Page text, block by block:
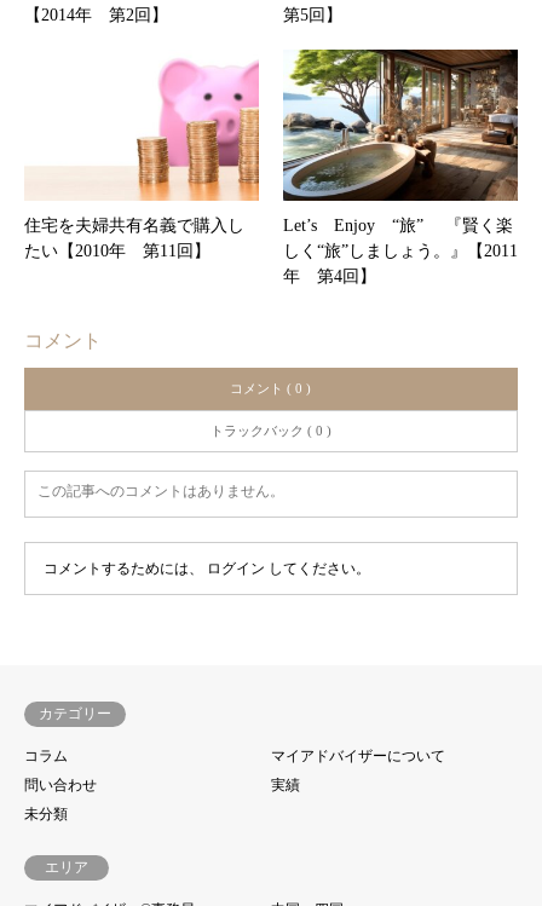
【2014年 第2回】
第5回】
住宅を夫婦共有名義で購入し
たい【2010年 第11回】
Let’s Enjoy “旅” 『賢く楽
しく“旅”しましょう。』【2011
年 第4回】
コメント
コメント ( 0 )
トラックバック ( 0 )
この記事へのコメントはありません。
コメントするためには、 ログイン してください。
カテゴリー
コラム
マイアドバイザーについて
問い合わせ
実績
未分類
エリア